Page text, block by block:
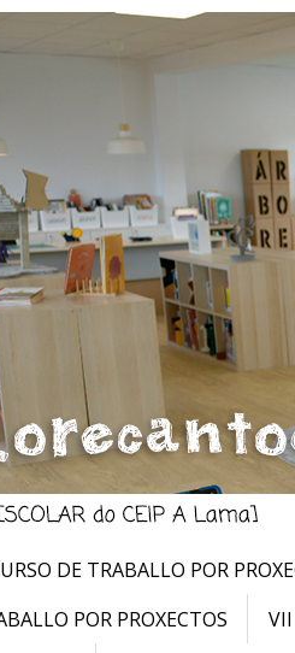
DE TRABALLO POR
POR PROXECTOS